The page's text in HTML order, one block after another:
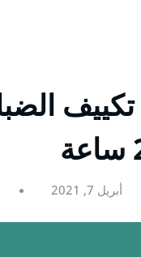
أبريل 7, 2021